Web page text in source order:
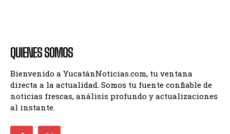
QUIENES SOMOS
Bienvenido a YucatánNoticias.com, tu ventana
directa a la actualidad. Somos tu fuente confiable de
noticias frescas, análisis profundo y actualizaciones
al instante.